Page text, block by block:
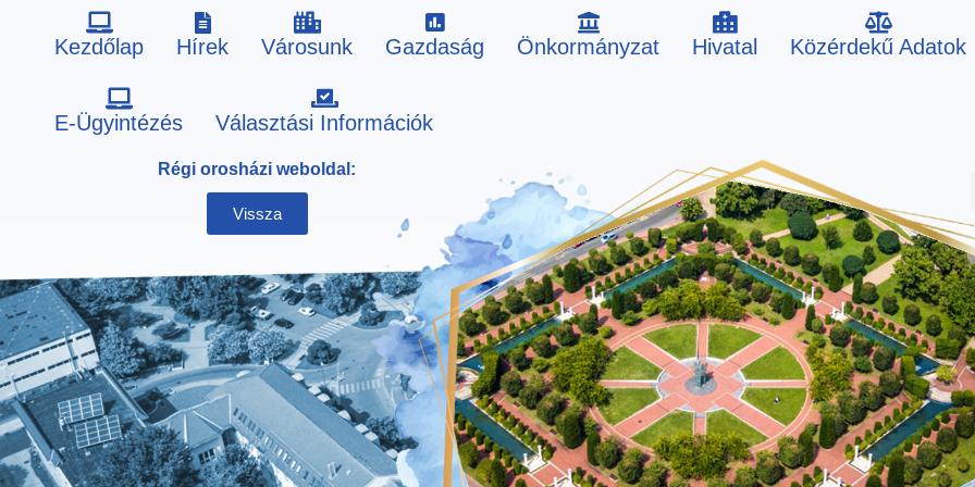
Kezdőlap Hírek Városunk Gazdaság Önkormányzat Hivatal Közérdekű Adatok
E-Ügyintézés Választási Információk
Régi orosházi weboldal:
Vissza